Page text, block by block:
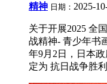
精神 日期： 2025-
关于开展2025 全
战精神- 青少年书
年9月2日，日本
定为 抗日战争胜